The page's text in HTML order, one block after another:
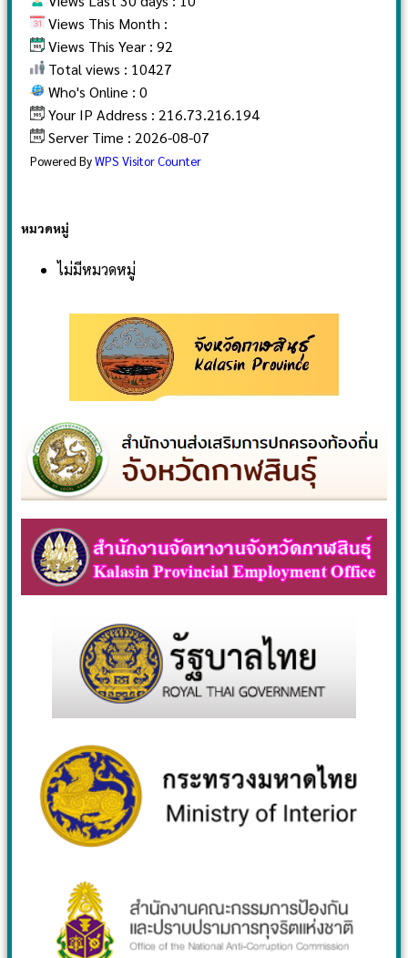
Views This Month :
Views This Year : 92
Total views : 10427
Who's Online : 0
Your IP Address : 216.73.216.194
Server Time : 2026-08-07
Powered ByWPS Visitor Counter
หมวดหมู่
ไม่มีหมวดหมู่